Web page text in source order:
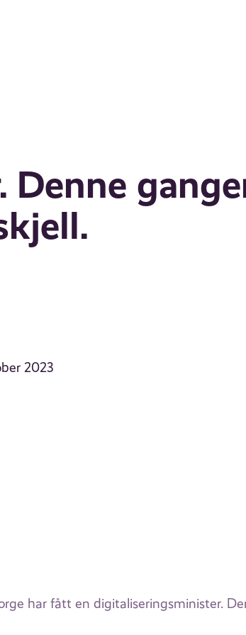
2023
har fått en digitaliseringsminister.